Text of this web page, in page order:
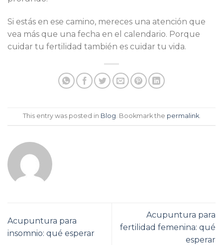
Si estás en ese camino, mereces una atención que
vea más que una fecha en el calendario. Porque
cuidar tu fertilidad también es cuidar tu vida.
This entry was posted in Blog. Bookmark the permalink.
Acupuntura para
insomnio: qué esperar
Acupuntura para
fertilidad femenina: qué
esperar